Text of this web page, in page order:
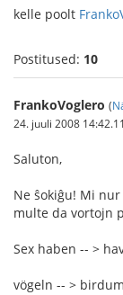
kelle poolt
Postitused: 10
FrankoVoglero (
24. juuli 2008 14:42.11
Saluton,
Ne ŝokiĝu! Mi
multe da vortojn
Sex haben -- >
vögeln -- >